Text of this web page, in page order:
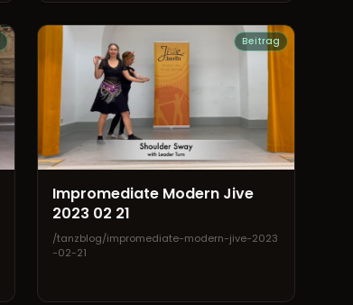
Beitrag
Impromediate Modern Jive
2023 02 21
/tanzblog/impromediate-modern-jive-2023
-02-21